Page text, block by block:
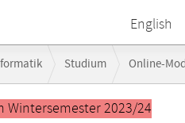
English
Studium Online-
Wintersemester 2023/24